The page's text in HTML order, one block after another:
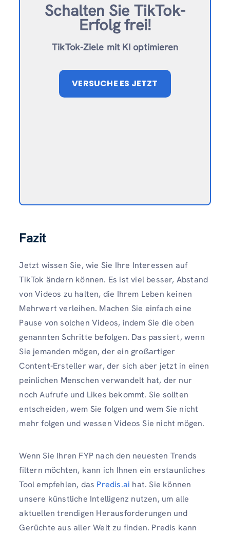
Schalten Sie TikTok-
Erfolg frei!
TikTok-Ziele mit KI optimieren
VERSUCHE ES JETZT
Fazit
Jetzt wissen Sie, wie Sie Ihre Interessen auf
TikTok ändern können. Es ist viel besser, Abstand
von Videos zu halten, die Ihrem Leben keinen
Mehrwert verleihen. Machen Sie einfach eine
Pause von solchen Videos, indem Sie die oben
genannten Schritte befolgen. Das passiert, wenn
Sie jemanden mögen, der ein großartiger
Content-Ersteller war, der sich aber jetzt in einen
peinlichen Menschen verwandelt hat, der nur
noch Aufrufe und Likes bekommt. Sie sollten
entscheiden, wem Sie folgen und wem Sie nicht
mehr folgen und wessen Videos Sie nicht mögen.
Wenn Sie Ihren FYP nach den neuesten Trends
filtern möchten, kann ich Ihnen ein erstaunliches
Tool empfehlen, das Predis.ai hat. Sie können
unsere künstliche Intelligenz nutzen, um alle
aktuellen trendigen Herausforderungen und
Gerüchte aus aller Welt zu finden. Predis kann